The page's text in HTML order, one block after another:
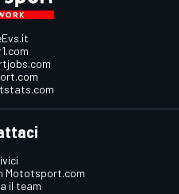
Mototsport.com
il team